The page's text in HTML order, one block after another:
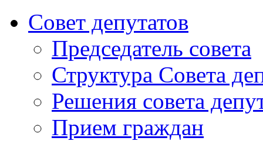
Совет депутатов
Председатель совета
Структура Совета
Решения совета
Прием граждан